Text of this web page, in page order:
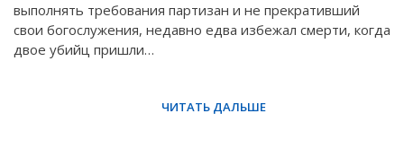
выполнять требования партизан и не прекративший
свои богослужения, недавно едва избежал смерти, когда
двое убийц пришли…